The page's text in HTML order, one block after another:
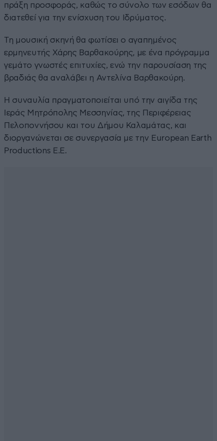
πράξη προσφοράς, καθώς το σύνολο των εσόδων θα
διατεθεί για την ενίσχυση του Ιδρύματος.
Τη μουσική σκηνή θα φωτίσει ο αγαπημένος
ερμηνευτής Χάρης Βαρθακούρης, με ένα πρόγραμμα
γεμάτο γνωστές επιτυχίες, ενώ την παρουσίαση της
βραδιάς θα αναλάβει η Αντελίνα Βαρθακούρη.
Η συναυλία πραγματοποιείται υπό την αιγίδα της
Ιεράς Μητρόπολης Μεσσηνίας, της Περιφέρειας
Πελοποννήσου και του Δήμου Καλαμάτας, και
διοργανώνεται σε συνεργασία με την European Earth
Productions E.E.